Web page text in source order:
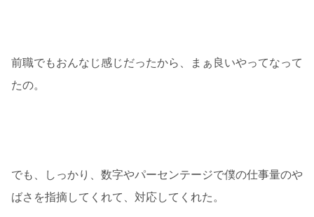
前職でもおんなじ感じだったから、まぁ良いやってなって
たの。
でも、しっかり、数字やパーセンテージで僕の仕事量のや
ばさを指摘してくれて、対応してくれた。